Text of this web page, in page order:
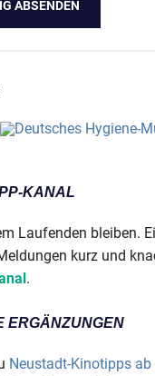
KANAL
Laufenden bleiben.
kurz und
.
ERGÄNZUNGEN
Neustadt-Kinotipps